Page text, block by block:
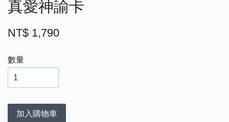
真愛神諭卡
NT$ 1,790
數量
加入購物車